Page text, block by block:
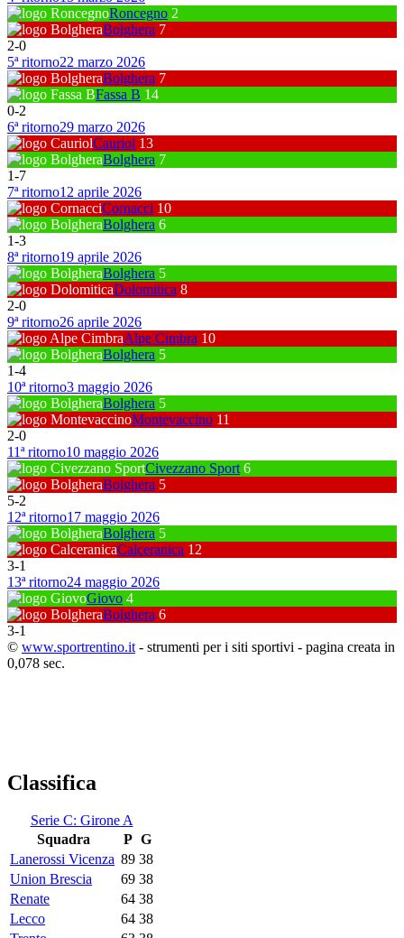
Roncegno 2
Bolghera 7
2-0
5ª ritorno22 marzo 2026
Bolghera 7
Fassa B 14
0-2
6ª ritorno29 marzo 2026
Cauriol 13
Bolghera 7
1-7
7ª ritorno12 aprile 2026
Cornacci 10
Bolghera 6
1-3
8ª ritorno19 aprile 2026
Bolghera 5
Dolomitica 8
2-0
9ª ritorno26 aprile 2026
Alpe Cimbra 10
Bolghera 5
1-4
10ª ritorno3 maggio 2026
Bolghera 5
Montevaccino 11
2-0
11ª ritorno10 maggio 2026
Civezzano Sport 6
Bolghera 5
5-2
12ª ritorno17 maggio 2026
Bolghera 5
Calceranica 12
3-1
13ª ritorno24 maggio 2026
Giovo 4
Bolghera 6
3-1
© www.sportrentino.it - strumenti per i siti sportivi - pagina creata in
0,078 sec.
Classifica
Serie C: Girone A
Squadra
P G
Lanerossi Vicenza 89 38
Union Brescia
69 38
Renate
64 38
Lecco
64 38